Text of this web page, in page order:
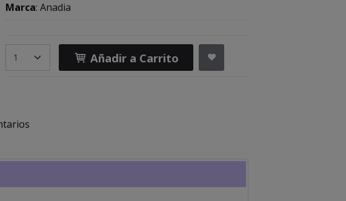
Marca: Anadia
Añadir a Carrito